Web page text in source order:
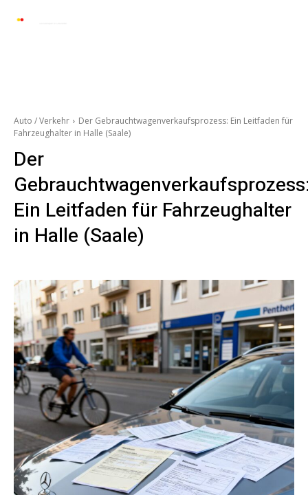
Auto / Verkehr
Der Gebrauchtwagenverkaufsprozess: Ein Leitfaden für
Fahrzeughalter in Halle (Saale)
Der
Ein Leitfaden für Fahrzeughalter
in Halle (Saale)